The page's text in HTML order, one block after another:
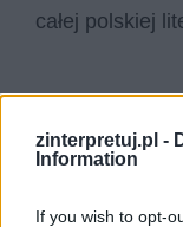
zinterpretuj.pl -
Information
If you wish to opt-
całej polskiej